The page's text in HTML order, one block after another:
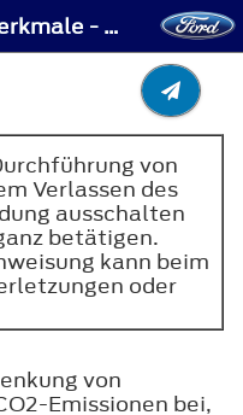
Spezielle Fahrzeugmerkmale - Auto-Start-Stopp
von
Verlassen des
ausschalten
betätigen.
kann beim
oder
von
Emissionen bei,